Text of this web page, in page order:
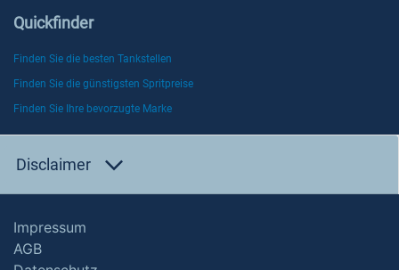
Quickfinder
Finden Sie die besten Tankstellen
Finden Sie die günstigsten Spritpreise
Finden Sie Ihre bevorzugte Marke
Disclaimer
Impressum
AGB